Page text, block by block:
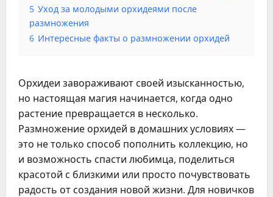
5 Уход за молодыми орхидеями после
размножения
6 Интересные факты о размножении орхидей
Орхидеи завораживают своей изысканностью,
но настоящая магия начинается, когда одно
растение превращается в несколько.
Размножение орхидей в домашних условиях —
это не только способ пополнить коллекцию, но
и возможность спасти любимца, поделиться
красотой с близкими или просто почувствовать
радость от создания новой жизни. Для новичков